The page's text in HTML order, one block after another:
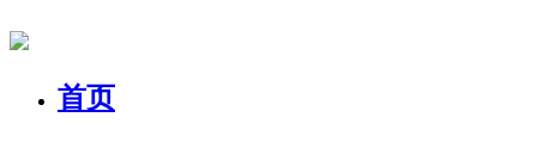
首页